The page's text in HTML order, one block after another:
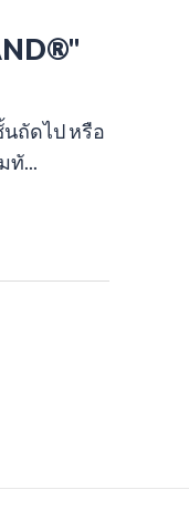
นถัดไป หรือ
ทั...